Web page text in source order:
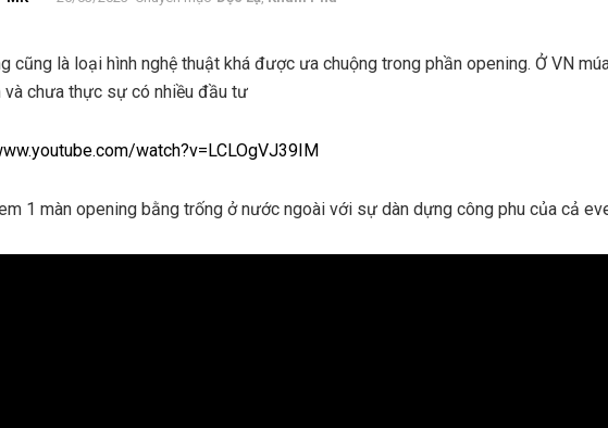
cũng là loại hình nghệ thuật khá được ưa chuộng trong phần opening. Ở VN
và chưa thực sự có nhiều đầu tư
watch?v=LCLOgVJ39IM
1 màn opening bằng trống ở nước ngoài với sự dàn dựng công phu của cả